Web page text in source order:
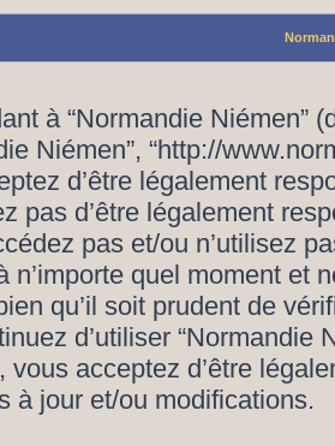
à “Normandie Niémen”
Niémen”, “http://
d’être légalement
pas d’être légalement
pas et/ou n’utilisez
n’importe quel moment et
qu’il soit prudent de
d’utiliser “Normandie
vous acceptez d’être
à jour et/ou modifications.